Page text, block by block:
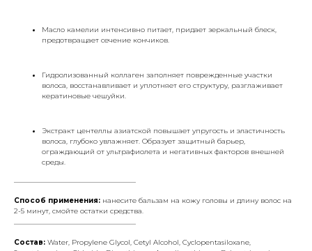
Масло камелии интенсивно питает, придает зеркальный блеск,
предотвращает сечение кончиков.
Гидролизованный коллаген заполняет поврежденные участки
волоса, восстанавливает и уплотняет его структуру, разглаживает
кератиновые чешуйки.
Экстракт центеллы азиатской повышает упругость и эластичность
волоса, глубоко увлажняет. Образует защитный барьер,
ограждающий от ультрафиолета и негативных факторов внешней
среды.
Способ применения: нанесите бальзам на кожу головы и длину волос на
2-5 минут, смойте остатки средства.
Состав: Water, Propylene Glycol, Cetyl Alcohol, Cyclopentasiloxane,